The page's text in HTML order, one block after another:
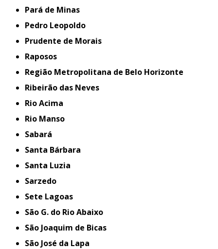
Pará de Minas
Pedro Leopoldo
Prudente de Morais
Raposos
Região Metropolitana de Belo Horizonte
Ribeirão das Neves
Rio Acima
Rio Manso
Sabará
Santa Bárbara
Santa Luzia
Sarzedo
Sete Lagoas
São G. do Rio Abaixo
São Joaquim de Bicas
São José da Lapa